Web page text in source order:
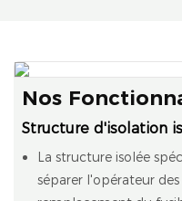
Nos
Structure d'isolation
La structure isolée
séparer l'opérateur